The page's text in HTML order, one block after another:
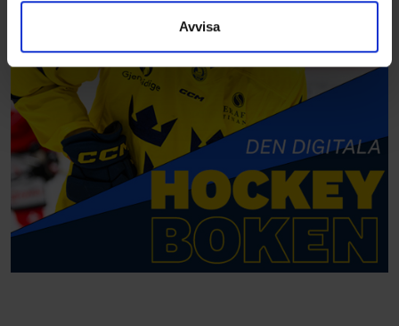
samlat in när du har använt deras tjänster.
Avvisa